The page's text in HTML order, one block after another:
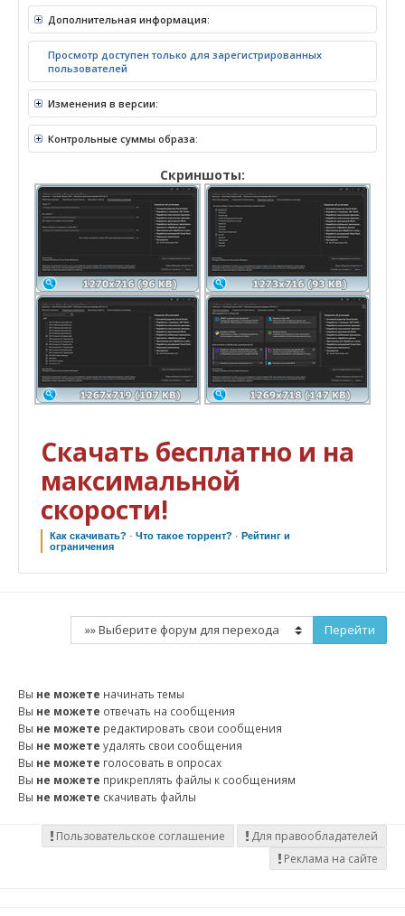
Дополнительная информация:
Просмотр доступен только для зарегистрированных
пользователей
Изменения в версии:
Контрольные суммы образа:
Скриншоты:
Скачать бесплатно и на
максимальной
скорости!
Как скачивать? ·Что такое торрент? · Рейтинг и
ограничения
Вы не можете начинать темы
Вы не можете отвечать на сообщения
Вы не можете редактировать свои сообщения
Вы не можете удалять свои сообщения
Вы не можете голосовать в опросах
Вы не можете прикреплять файлы к сообщениям
Вы не можете скачивать файлы
Пользовательское соглашение
Для правообладателей
Реклама на сайте